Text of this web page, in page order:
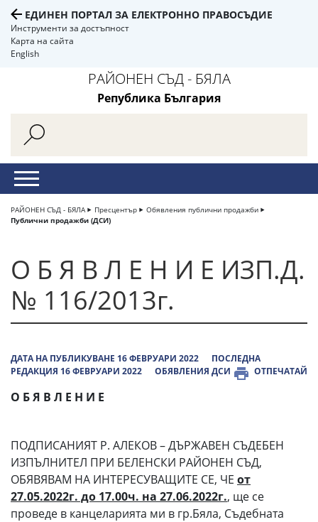
ЕДИНЕН ПОРТАЛ ЗА ЕЛЕКТРОННО ПРАВОСЪДИЕ
Инструменти за достъпност
Карта на сайта
English
РАЙОНЕН СЪД - БЯЛА
Република България
РАЙОНЕН СЪД - БЯЛА Пресцентър
Обявления публични продажби
Публични продажби (ДСИ)
О Б Я В Л Е Н И Е ИЗП.Д.
№ 116/2013г.
ДАТА НА ПУБЛИКУВАНЕ 16 ФЕВРУАРИ 2022
ПОСЛЕДНА
РЕДАКЦИЯ 16 ФЕВРУАРИ 2022
ОБЯВЛЕНИЯ ДСИ ОТПЕЧАТАЙ
О Б Я В Л Е Н И Е
ПОДПИСАНИЯТ Р. АЛЕКОВ – ДЪРЖАВЕН СЪДЕБЕН
ИЗПЪЛНИТЕЛ ПРИ БЕЛЕНСКИ РАЙОНЕН СЪД,
ОБЯВЯВАМ НА ИНТЕРЕСУВАЩИТЕ СЕ, ЧЕ от
27.05.2022г. до 17.00ч. на 27.06.2022г., ще се
проведе в канцеларията ми в гр.Бяла, Съдебната